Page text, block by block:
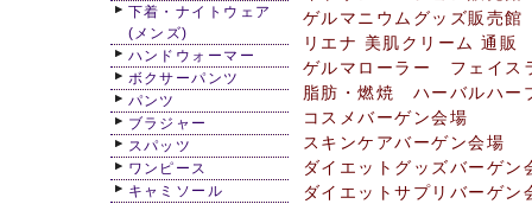
ゲルマニウムグッズ販売館
リエナ 美肌クリーム 通販
ゲルマローラー フェイ
脂肪・燃焼 ハーバルハー
コスメバーゲン会場
スキンケアバーゲン会場
ダイエットグッズバーゲン
ダイエットサプリバーゲン
下着・ナイトウェア
(メンズ)
ハンドウォーマー
ボクサーパンツ
パンツ
ブラジャー
スパッツ
ワンピース
キャミソール